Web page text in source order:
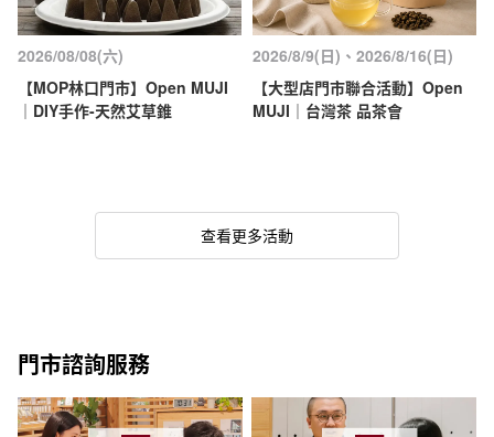
2026/08/08(六)
【MOP林口門市】Open MUJI
｜DIY手作-天然艾草錐
2026/8/9(日)、2026/8/16(日)
【大型店門市聯合活動】Open
MUJI｜台灣茶 品茶會
查看更多活動
門市諮詢服務